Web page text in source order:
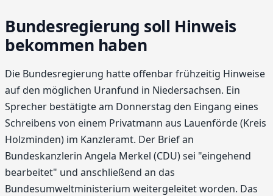
Bundesregierung soll Hinweis
bekommen haben
Die Bundesregierung hatte offenbar frühzeitig Hinweise
auf den möglichen Uranfund in Niedersachsen. Ein
Sprecher bestätigte am Donnerstag den Eingang eines
Schreibens von einem Privatmann aus Lauenförde (Kreis
Holzminden) im Kanzleramt. Der Brief an
Bundeskanzlerin Angela Merkel (CDU) sei "eingehend
bearbeitet" und anschließend an das
Bundesumweltministerium weitergeleitet worden. Das